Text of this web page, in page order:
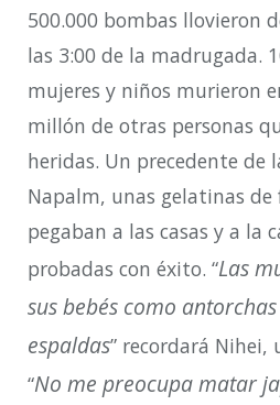
500.000 bombas llovieron
las 3:00 de la madrugada.
mujeres y niños murieron
millón de otras personas
heridas. Un precedente de
Napalm, unas gelatinas de
pegaban a las casas y a la
probadas con éxito. “Las
sus bebés como
espaldas” recordará Nihei,
“No me preocupa matar